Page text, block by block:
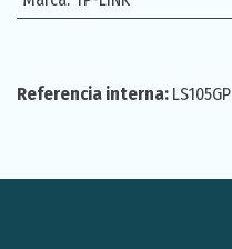
Referencia interna: LS105GP